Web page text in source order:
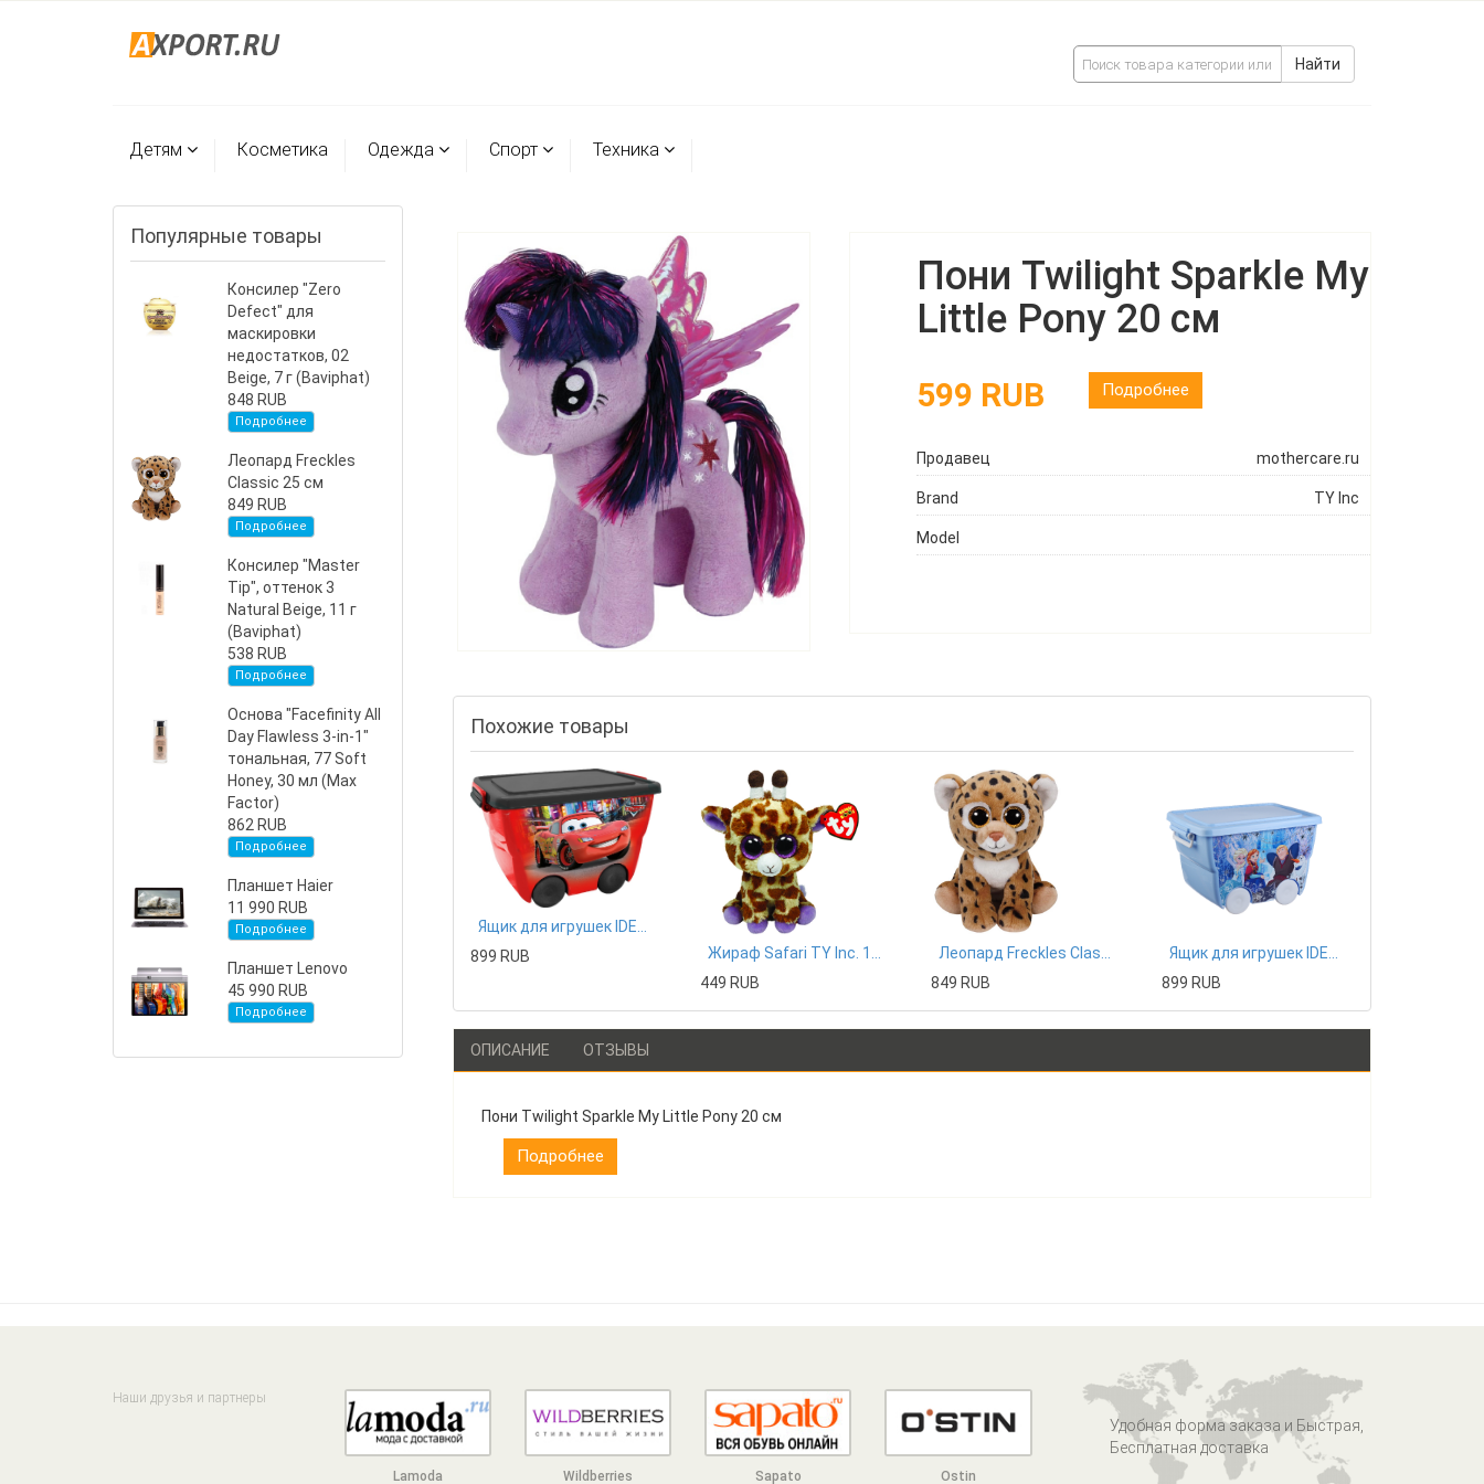
Найти
Детям Косметика Одежда Спорт Техника
Популярные товары
Консилер "Zero
Defect" для
маскировки
недостатков, 02
Beige, 7 г (Baviphat)
848 RUB
Подробнее
Леопард Freckles
Classic 25 см
849 RUB
Подробнее
Консилер "Master
Tip", оттенок 3
Natural Beige, 11 г
(Baviphat)
538 RUB
Подробнее
Основа "Facefinity All
Day Flawless 3-in-1"
тональная, 77 Soft
Honey, 30 мл (Max
Factor)
862 RUB
Подробнее
Планшет Haier
11 990 RUB
Подробнее
Планшет Lenovo
45 990 RUB
Подробнее
Пони Twilight Sparkle My
Little Pony 20 см
599 RUB Подробнее
Продавец mothercare.ru
Brand TY Inc
Model
Похожие товары
899 RUB
449 RUB
849 RUB
899 RUB
ОПИСАНИЕ ОТЗЫВЫ
Пони Twilight Sparkle My Little Pony 20 см
Подробнее
Наши друзья и партнеры
Lamoda Wildberries Sapato Ostin
Удобная форма заказа и Быстрая,
Бесплатная доставка